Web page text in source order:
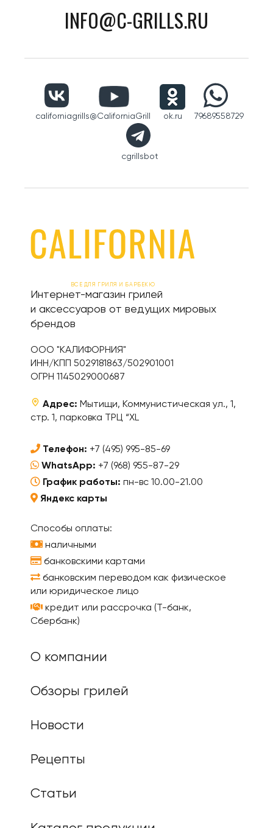
INFO@C-GRILLS.RU
californiagrills@CaliforniaGrill ok.ru 79689558729
cgrillsbot
ВСЕ ДЛЯ ГРИЛЯ И БАРБЕКЮ
Интернет-магазин грилей
и аксессуаров от ведущих мировых
брендов
ООО "КАЛИФОРНИЯ"
ИНН/КПП 5029181863/502901001
ОГРН 1145029000687
Адрес: Мытищи, Коммунистическая ул., 1,
стр. 1, парковка ТРЦ “XL
Телефон: +7 (495) 995-85-69
WhatsApp: +7 (968) 955-87-29
График работы: пн-вс 10.00-21.00
Яндекс карты
Способы оплаты:
наличными
банковскими картами
банковским переводом как физическое
или юридическое лицо
кредит или рассрочка (Т-банк,
Сбербанк)
О компании
Обзоры грилей
Новости
Рецепты
Статьи